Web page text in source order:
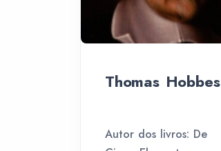
Thomas Hobbes
Autor dos livros: De